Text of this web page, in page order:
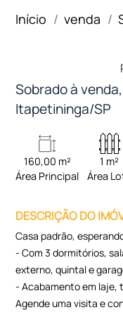
Início venda
Sobrado à
Itapetininga/SP
160,00 m²
Área Principal
1 m²
Área
DESCRIÇÃO DO
Casa padrão,
- Com 3 dormitórios,
externo, quintal e
- Acabamento em laje,
Agende uma visita e